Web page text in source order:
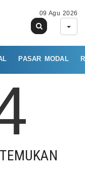
09 Agu 2026
PASAR MODAL